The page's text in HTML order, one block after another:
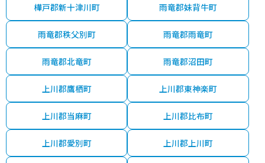
樺戸郡新十津川町 雨竜郡妹背牛町
雨竜郡秩父別町 雨竜郡雨竜町
雨竜郡北竜町 雨竜郡沼田町
上川郡鷹栖町 上川郡東神楽町
上川郡当麻町 上川郡比布町
上川郡愛別町 上川郡上川町